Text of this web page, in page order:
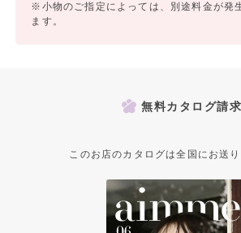
※小物のご指定によっては、別途料金が発
ます。
無料カタログ請求
このお店のカタログは全国にお送り